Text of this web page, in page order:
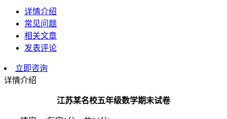
详情介绍
常见问题
相关文章
发表评论
立即咨询
详情介绍
江苏某名校五年级数学期末试卷